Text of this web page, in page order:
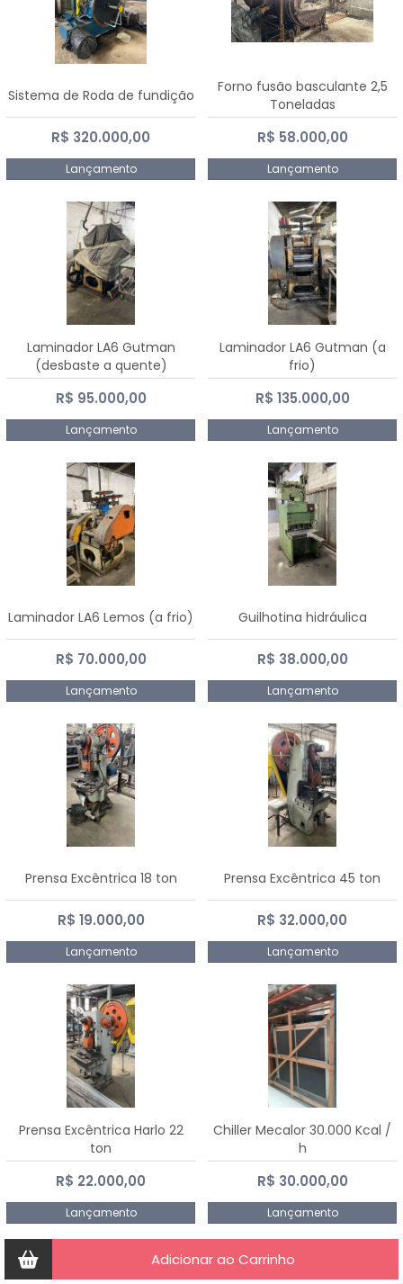
Sistema de Roda de fundição
R$ 320.000,00
Lançamento
Forno fusão basculante 2,5
Toneladas
R$ 58.000,00
Lançamento
Laminador LA6 Gutman
(desbaste a quente)
R$ 95.000,00
Lançamento
Laminador LA6 Gutman (a
frio)
R$ 135.000,00
Lançamento
Laminador LA6 Lemos (a frio)
R$ 70.000,00
Lançamento
Guilhotina hidráulica
R$ 38.000,00
Lançamento
Prensa Excêntrica 18 ton
R$ 19.000,00
Lançamento
Prensa Excêntrica 45 ton
R$ 32.000,00
Lançamento
Prensa Excêntrica Harlo 22
ton
R$ 22.000,00
Lançamento
Chiller Mecalor 30.000 Kcal /
h
R$ 30.000,00
Lançamento
Adicionar ao Carrinho